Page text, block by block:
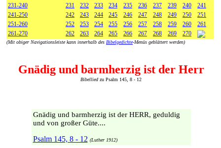
231-240
231 232 233 234 235 236 237 239 240
241
241-250
242 243 244 245 246 247 248 249 250
251
251-260
252 253 254 255 256 257 258 259 260
261
261-270
262 263 264 265 266 267 268 269 270
(Mit obiger Navigationsleiste kann innerhalb des Bibelgedichte-Menüs geblättert werden)
Gnädig und barmherzig ist der Herr
Bibellied zu Psalm 145, 8 - 12
Gnädig und barmherzig ist der HERR, geduldig
und von großer Güte....
Psalm 145, 8 - 12 (Luther 1912)